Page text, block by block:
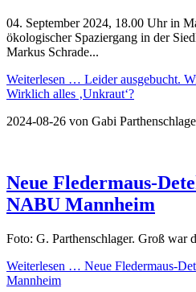
04. September 2024, 18.00 Uhr in
ökologischer Spaziergang in der
Markus Schrade...
Weiterlesen … Leider ausgebucht.
Wirklich alles ‚Unkraut‘?
2024-08-26 von Gabi
Neue Fledermaus-
NABU Mannheim
Foto: G. Parthenschlager. Groß war
Weiterlesen … Neue Fledermaus-
Mannheim